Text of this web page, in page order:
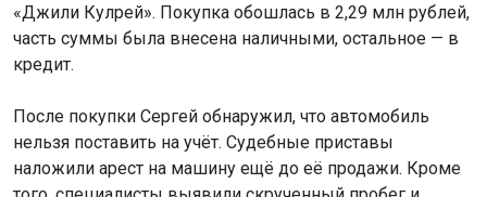
«Джили Кулрей». Покупка обошлась в 2,29 млн рублей,
часть суммы была внесена наличными, остальное — в
кредит.
После покупки Сергей обнаружил, что автомобиль
нельзя поставить на учёт. Судебные приставы
наложили арест на машину ещё до её продажи. Кроме